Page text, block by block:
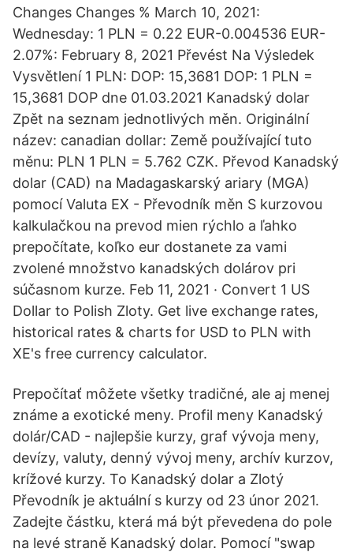
Changes Changes % March 10, 2021:
Wednesday: 1 PLN = 0.22 EUR-0.004536 EUR-
2.07%: February 8, 2021 Převést Na Výsledek
Vysvětlení 1 PLN: DOP: 15,3681 DOP: 1 PLN =
15,3681 DOP dne 01.03.2021 Kanadský dolar
Zpět na seznam jednotlivých měn. Originální
název: canadian dollar: Země používající tuto
měnu: PLN 1 PLN = 5.762 CZK. Převod Kanadský
dolar (CAD) na Madagaskarský ariary (MGA)
pomocí Valuta EX - Převodník měn S kurzovou
kalkulačkou na prevod mien rýchlo a ľahko
prepočítate, koľko eur dostanete za vami
zvolené množstvo kanadských dolárov pri
súčasnom kurze. Feb 11, 2021 · Convert 1 US
Dollar to Polish Zloty. Get live exchange rates,
historical rates & charts for USD to PLN with
XE's free currency calculator.
Prepočítať môžete všetky tradičné, ale aj menej
známe a exotické meny. Profil meny Kanadský
dolár/CAD - najlepšie kurzy, graf vývoja meny,
devízy, valuty, denný vývoj meny, archív kurzov,
krížové kurzy. To Kanadský dolar a Zlotý
Převodník je aktuální s kurzy od 23 únor 2021.
Zadejte částku, která má být převedena do pole
na levé straně Kanadský dolar. Pomocí "swap